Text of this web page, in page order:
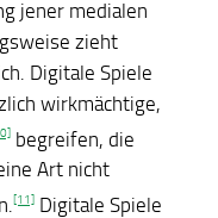
jener medialen
zieht
Digitale Spiele
wirkmächtige,
begreifen, die
Art nicht
[11] Digitale Spiele